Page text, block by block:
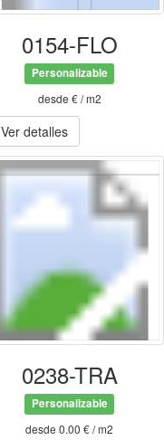
0154-FLO
Personalizable
desde € / m2
Ver detalles
0238-TRA
Personalizable
desde 0.00 € / m2